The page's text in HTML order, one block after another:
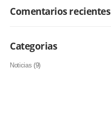
Comentarios recientes
Categorias
Noticias (9)